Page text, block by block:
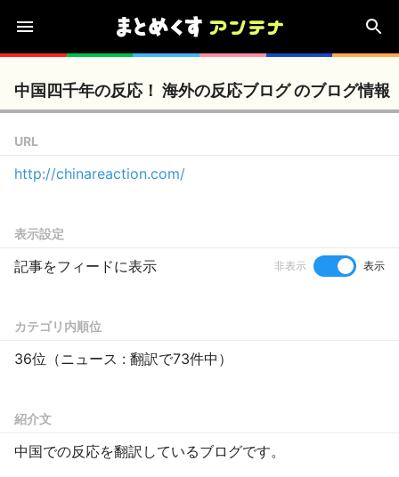
中国四千年の反応！ 海外の反応ブログ のブログ情報
URL
http://chinareaction.com/
表示設定
記事をフィードに表示 非表示 表示
カテゴリ内順位
36位（ニュース : 翻訳で73件中）
紹介文
中国での反応を翻訳しているブログです。